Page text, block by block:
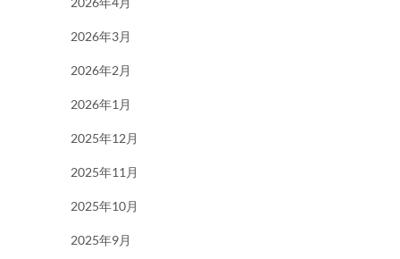
2026年3月
2026年2月
2026年1月
2025年12月
2025年11月
2025年10月
2025年9月